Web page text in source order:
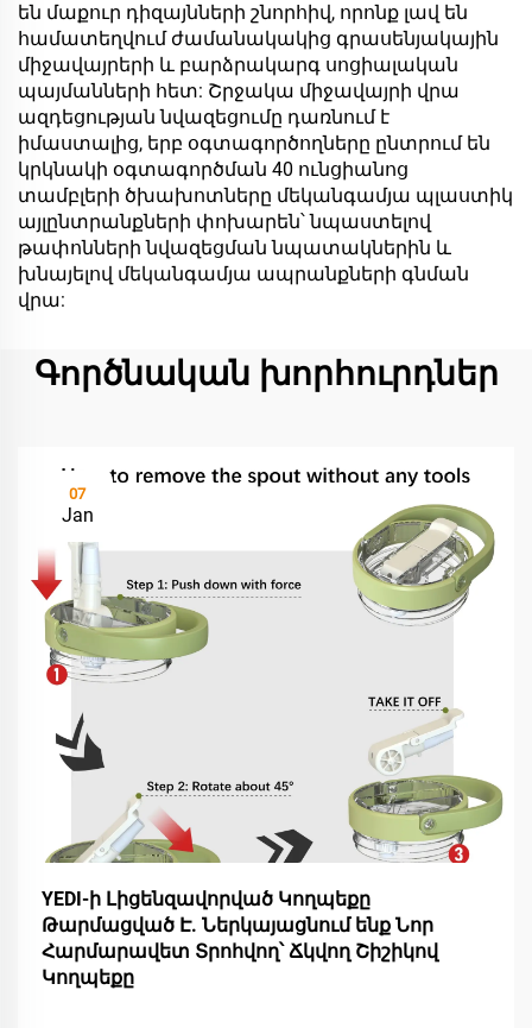
են մաքուր դիզայնների շնորհիվ, որոնք լավ են
համատեղվում ժամանակակից գրասենյակային
միջավայրերի և բարձրակարգ սոցիալական
պայմանների հետ: Շրջակա միջավայրի վրա
ազդեցության նվազեցումը դառնում է
իմաստալից, երբ օգտագործողները ընտրում են
կրկնակի օգտագործման 40 ունցիանոց
տամբլերի ծխախոտները մեկանգամյա պլաստիկ
այլընտրանքների փոխարեն՝ նպաստելով
թափոնների նվազեցման նպատակներին և
խնայելով մեկանգամյա ապրանքների գնման
վրա:
Գործնական խորհուրդներ
07
Jan
YEDI-ի Լիցենզավորված Կողպեքը
Թարմացված Է. Ներկայացնում ենք Նոր
Հարմարավետ Տրոհվող՝ Ճկվող Շիշիկով
Կողպեքը